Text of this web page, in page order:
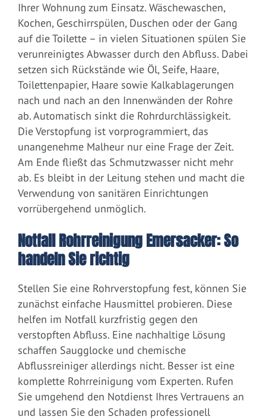
Ihrer Wohnung zum Einsatz. Wäschewaschen,
Kochen, Geschirrspülen, Duschen oder der Gang
auf die Toilette – in vielen Situationen spülen Sie
verunreinigtes Abwasser durch den Abfluss. Dabei
setzen sich Rückstände wie Öl, Seife, Haare,
Toilettenpapier, Haare sowie Kalkablagerungen
nach und nach an den Innenwänden der Rohre
ab. Automatisch sinkt die Rohrdurchlässigkeit.
Die Verstopfung ist vorprogrammiert, das
unangenehme Malheur nur eine Frage der Zeit.
Am Ende fließt das Schmutzwasser nicht mehr
ab. Es bleibt in der Leitung stehen und macht die
Verwendung von sanitären Einrichtungen
vorrübergehend unmöglich.
Notfall Rohrreinigung Emersacker: So
handeln Sie richtig
Stellen Sie eine Rohrverstopfung fest, können Sie
zunächst einfache Hausmittel probieren. Diese
helfen im Notfall kurzfristig gegen den
verstopften Abfluss. Eine nachhaltige Lösung
schaffen Saugglocke und chemische
Abflussreiniger allerdings nicht. Besser ist eine
komplette Rohrreinigung vom Experten. Rufen
Sie umgehend den Notdienst Ihres Vertrauens an
und lassen Sie den Schaden professionell